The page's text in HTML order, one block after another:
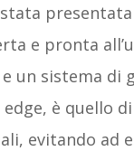
e pronta
un sistema di
è quello
evitando ad